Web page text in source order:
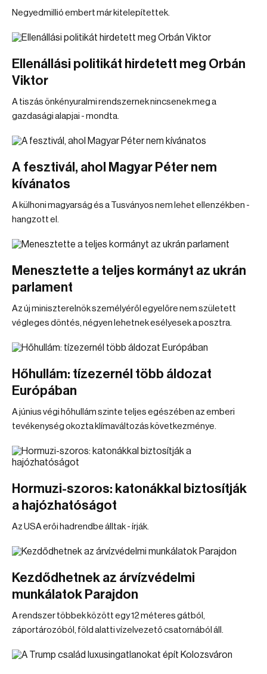
Negyedmillió embert már kitelepítettek.
Ellenállási politikát hirdetett meg Orbán
Viktor
A tiszás önkényuralmi rendszernek nincsenek meg a
gazdasági alapjai - mondta.
A fesztivál, ahol Magyar Péter nem
kívánatos
A külhoni magyarság és a Tusványos nem lehet ellenzékben -
hangzott el.
Menesztette a teljes kormányt az ukrán
parlament
Az új miniszterelnök személyéről egyelőre nem született
végleges döntés, négyen lehetnek esélyesek a posztra.
Hőhullám: tízezernél több áldozat
Európában
A június végi hőhullám szinte teljes egészében az emberi
tevékenység okozta klímaváltozás következménye.
Hormuzi-szoros: katonákkal biztosítják
a hajózhatóságot
Az USA erői hadrendbe álltak - írják.
Kezdődhetnek az árvízvédelmi
munkálatok Parajdon
A rendszer többek között egy 12 méteres gátból,
záportározóból, föld alatti vízelvezető csatornából áll.